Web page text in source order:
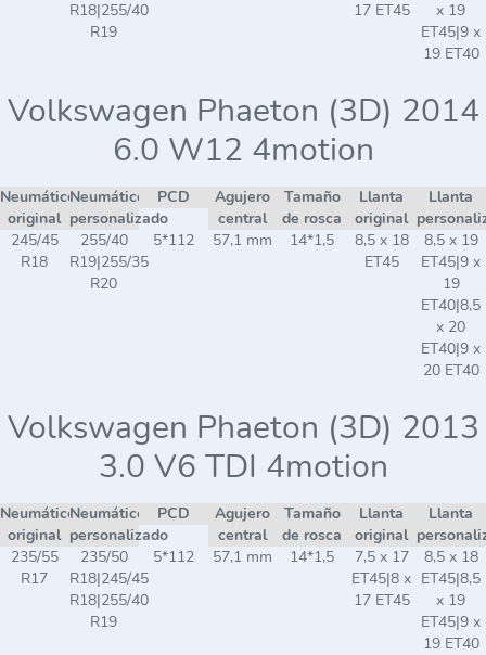
R18|255/40
R19
17 ET45
x 19
ET45|9 x
19 ET40
Volkswagen Phaeton (3D) 2014
6.0 W12 4motion
Neumático
original
Neumático
personalizado
PCD
Agujero
central
Tamaño
de rosca
Llanta
original
Llanta
245/45
R18
255/40
R19|255/35
R20
5*112 57,1 mm 14*1,5
8,5 x 18
ET45
8,5 x 19
ET45|9 x
19
ET40|8,5
x 20
ET40|9 x
20 ET40
Volkswagen Phaeton (3D) 2013
3.0 V6 TDI 4motion
Neumático
original
Neumático
personalizado
PCD
Agujero
central
Tamaño
de rosca
Llanta
original
Llanta
235/55
R17
235/50
R18|245/45
R18|255/40
R19
5*112 57,1 mm 14*1,5
7,5 x 17
ET45|8 x
17 ET45
8,5 x 18
ET45|8,5
x 19
ET45|9 x
19 ET40